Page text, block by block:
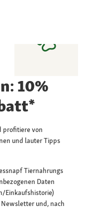
10%
profitiere von
und lauter Tipps
Tiernahrungs
Daten
Einkaufshistorie)
und, nach